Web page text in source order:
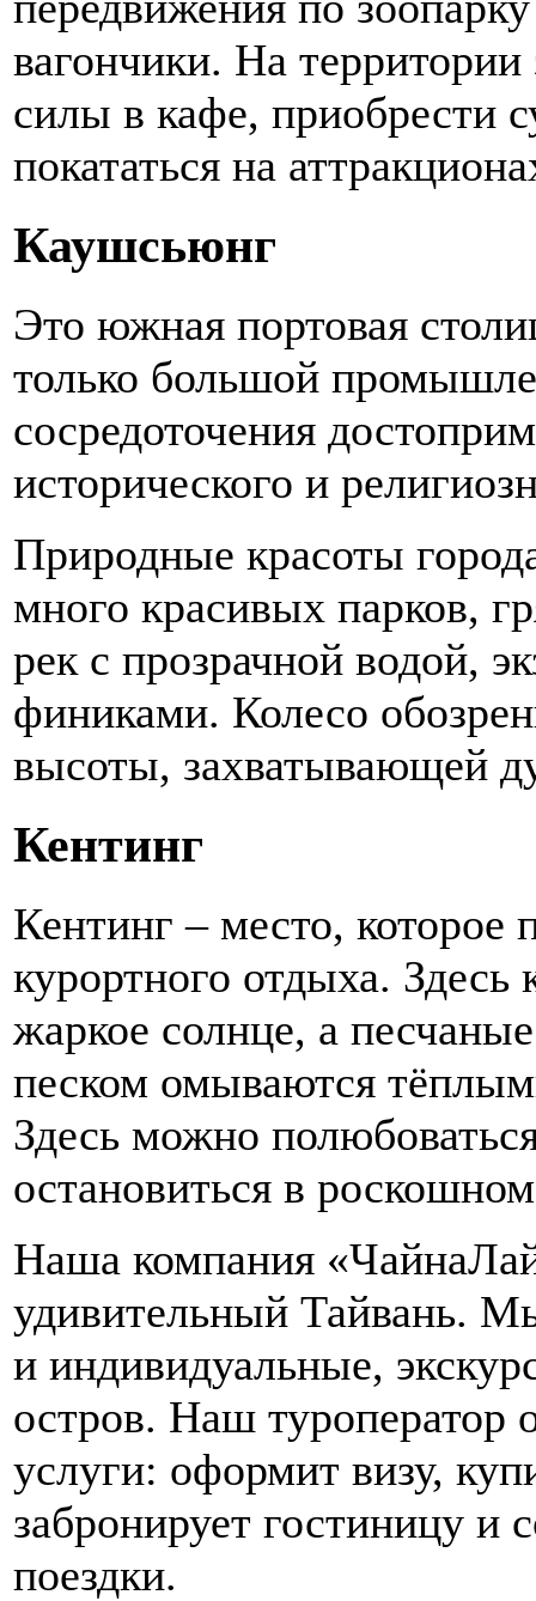
вагончики. На
силы в кафе, приобрести
покататься на
Каушсьюнг
Это южная портовая
только большой
сосредоточения
исторического и
Природные красоты
много красивых парков,
рек с прозрачной водой,
финиками. Колесо
высоты, захватывающей
Кентинг
Кентинг – место,
курортного отдыха. Здесь
жаркое солнце, а
песком омываются
Здесь можно
остановиться в
Наша компания
удивительный Тайвань.
и индивидуальные,
остров. Наш туроператор
услуги: оформит визу,
забронирует гостиницу и
поездки.